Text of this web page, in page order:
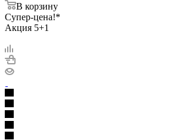
В корзину
Супер-цена!*
Акция 5+1